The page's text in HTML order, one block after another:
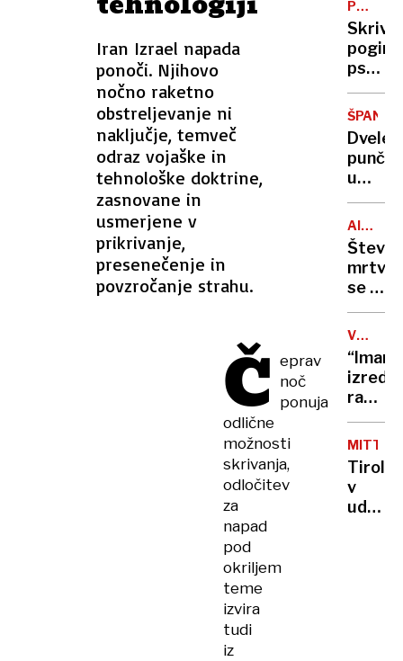
Iran Izrael napada
ponoči. Njihovo
nočno raketno
obstreljevanje ni
naključje, temveč
odraz vojaške in
tehnološke doktrine,
zasnovane in
usmerjene v
prikrivanje,
presenečenje in
povzročanje strahu.
Č eprav
noč
ponuja
odlične
možnosti
skrivanja,
odločitev
za
napad
pod
okriljem
teme
izvira
tudi
iz
rakete
prebile
več
mrtvih
POGINI
PSOV
pogine
psov
v
tudi
ŠPANIJA
punčka
umrla
na
AIR
INDIA
Število
mrtvih
se je
na
270,
našli
še
drugo
črno
NAČRTI
v
v
udaru